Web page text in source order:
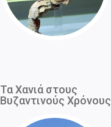
Τα Χανιά στους
Βυζαντινούς Χρόνους